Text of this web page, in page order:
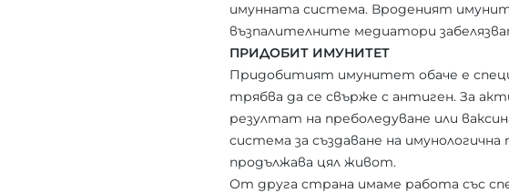
имунната система. Вроденият
възпалителните медиатори
ПРИДОБИТ ИМУНИТЕТ
Придобитият имунитет обаче е
трябва да се свърже с антиген. За
резултат на преболедуване или
система за създаване на
продължава цял живот.
От друга страна имаме работа със